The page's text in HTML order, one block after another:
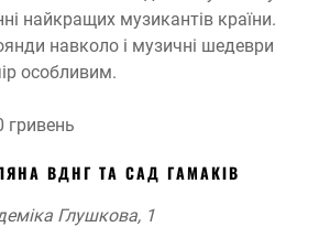
найкращих музикантів країни.
навколо і музичні шедеври
особливим.
гривень
ВДНГ ТА САД ГАМАКІВ
Глушкова, 1